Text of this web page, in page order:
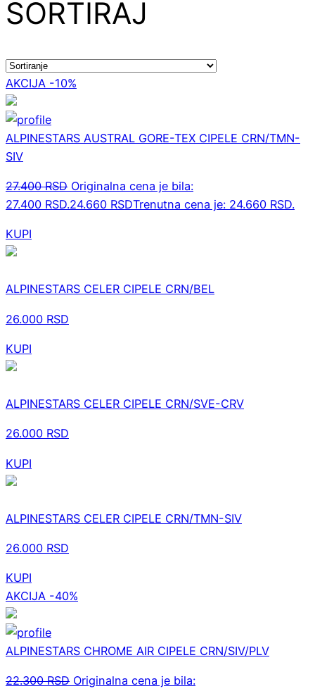
SORTIRAJ
AKCIJA -10%
ALPINESTARS AUSTRAL GORE-TEX CIPELE CRN/TMN-
SIV
27.400RSD Originalna cena je bila:
27.400 RSD.24.660 RSDTrenutna cena je: 24.660 RSD.
KUPI
ALPINESTARS CELER CIPELE CRN/BEL
26.000 RSD
KUPI
ALPINESTARS CELER CIPELE CRN/SVE-CRV
26.000 RSD
KUPI
ALPINESTARS CELER CIPELE CRN/TMN-SIV
26.000 RSD
KUPI
AKCIJA -40%
ALPINESTARS CHROME AIR CIPELE CRN/SIV/PLV
22.300RSD Originalna cena je bila: